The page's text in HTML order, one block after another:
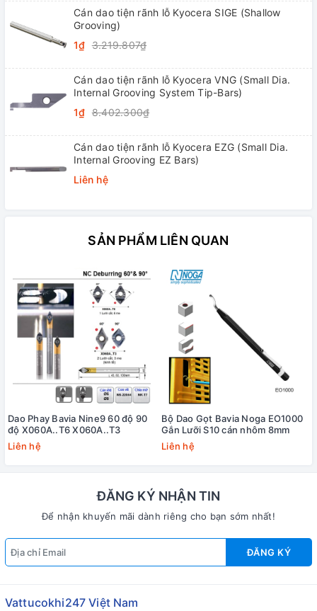
Cán dao tiện rãnh lỗ Kyocera SIGE (Shallow
Grooving)
1₫ 3.219.807₫
Cán dao tiện rãnh lỗ Kyocera VNG (Small Dia.
Internal Grooving System Tip-Bars)
1₫ 8.402.300₫
Cán dao tiện rãnh lỗ Kyocera EZG (Small Dia.
Internal Grooving EZ Bars)
Liên hệ
SẢN PHẨM LIÊN QUAN
Dao Phay Bavia Nine9 60 độ 90
độ X060A..T6 X060A..T3
Liên hệ
Bộ Dao Gọt Bavia Noga EO1000
Gắn Lưỡi S10 cán nhôm 8mm
Liên hệ
ĐĂNG KÝ NHẬN TIN
Để nhận khuyến mãi dành riêng cho bạn sớm nhất!
ĐĂNG KÝ
Vattucokhi247 Việt Nam